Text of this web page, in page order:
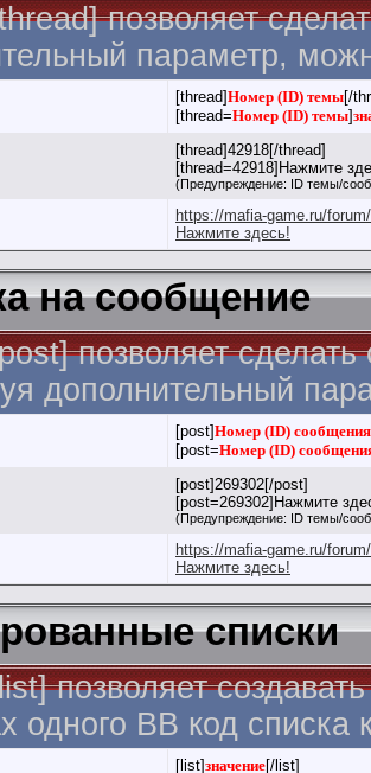
позволяет
параметр,
[thread]Номер (ID) темы[/
[thread=Номер (ID) темы]
[thread]42918[/thread]
[thread=42918]Нажмите
(Предупреждение: ID темы/
https://mafia-game.ru/
Нажмите здесь!
на сообщение
позволяет
дополнительный
[post]Номер (ID) сообщения
[post=Номер (ID)
[post]269302[/post]
[post=269302]Нажмите
(Предупреждение: ID темы/
https://mafia-game.ru/
Нажмите здесь!
списки
позволяет
одного BB код
[list]значение[/list]